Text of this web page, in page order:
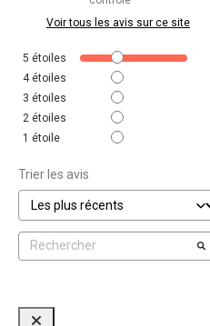
Voir tous les avis sur ce site
5 étoiles
4 étoiles
3 étoiles
2 étoiles
1 étoile
Trier les avis